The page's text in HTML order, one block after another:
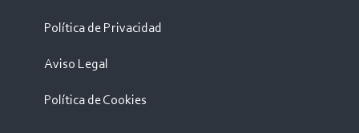
Política de Privacidad
Aviso Legal
Política de Cookies